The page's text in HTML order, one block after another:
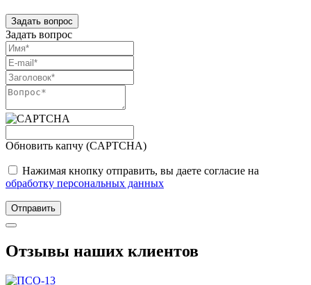
Задать вопрос
Задать вопрос
Обновить капчу (CAPTCHA)
Нажимая кнопку отправить, вы даете согласие на
обработку персональных данных
Отправить
Отзывы наших клиентов